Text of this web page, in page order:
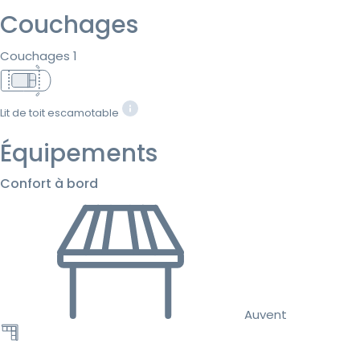
Couchages
Couchages 1
Lit de toit escamotable
Équipements
Confort à bord
Auvent